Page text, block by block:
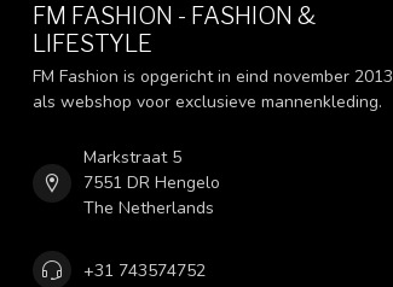
FM FASHION - FASHION &
LIFESTYLE
FM Fashion is opgericht in eind november 2013
als webshop voor exclusieve mannenkleding.
Markstraat 5
7551 DR Hengelo
The Netherlands
+31 743574752